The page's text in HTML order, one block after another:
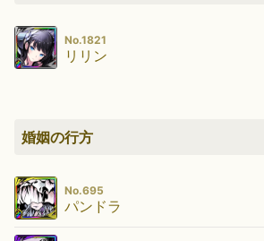
No.1821
リリン
婚姻の行方
No.695
パンドラ